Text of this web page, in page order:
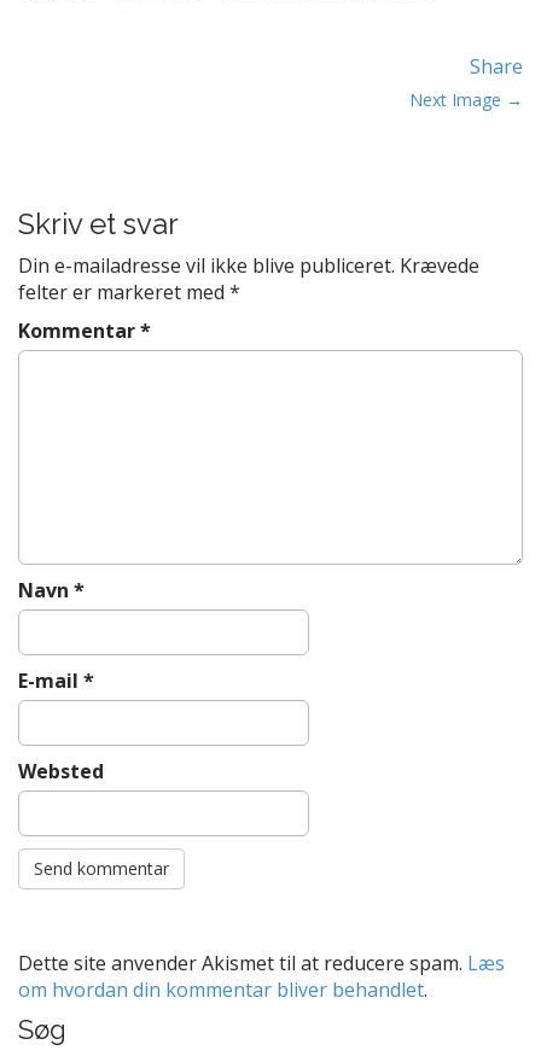
Share
n
a
v
i
g
Next Image →
Skriv et svar
Din e-mailadresse vil ikke blive publiceret. Krævede
felter er markeret med *
Kommentar*
Navn *
E-mail *
Websted
Dette site anvender Akismet til at reducere spam. Læs
om hvordan din kommentar bliver behandlet.
Søg